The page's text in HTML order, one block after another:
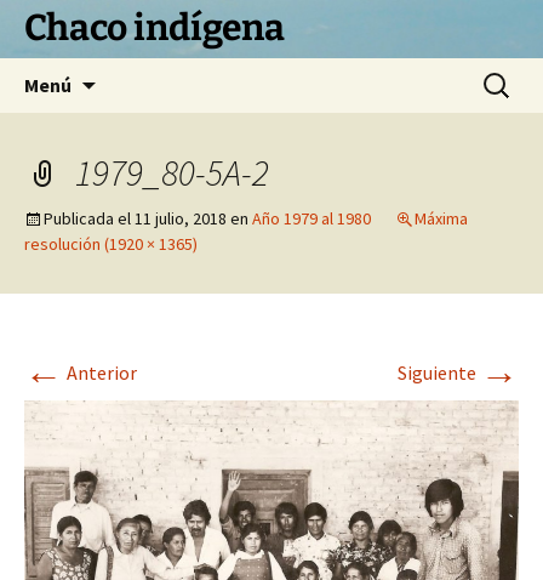
Chaco indígena
Menú Buscar:
1979_80-5A-2
Publicada el11 julio, 2018 en Año 1979 al 1980
Máxima
resolución (1920 × 1365)
← Anterior Siguiente →